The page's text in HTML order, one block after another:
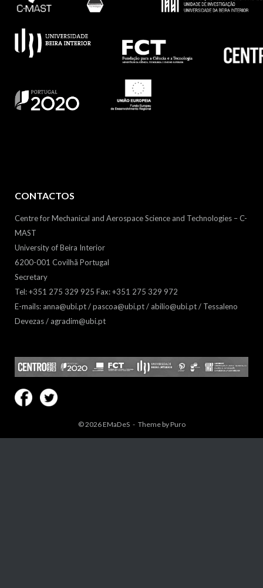
CONTACTOS
Centre for Mechanical and Aerospace Science and Technologies – C-
MAST
University of Beira Interior
6200-001 Covilhã Portugal
Secretary
Tel: +351 275 329 925 Fax: +351 275 329 972
E-mails: anna@ubi.pt / pascoa@ubi.pt / abilio@ubi.pt / Tessaleno
Devezas / agradim@ubi.pt
© 2026EMaDeS Theme byPuro